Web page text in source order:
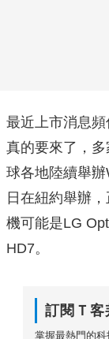
最近上市消息頻
真的要來了，
球各地陸續舉
日在紐約舉辦
機可能是LG
HD7。
訂閱Ｔ客
掌握最熱門的科